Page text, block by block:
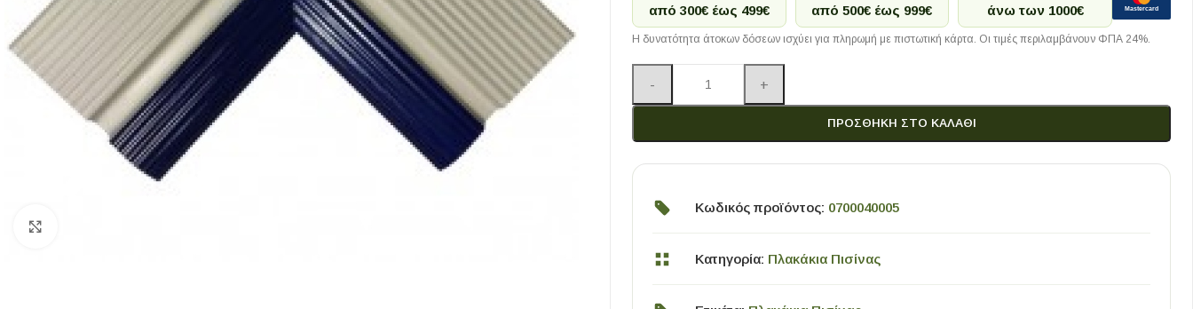
από 300€ έως 499€ από 500€ έως 999€ άνω των 1000€ Mastercard
Η δυνατότητα άτοκων δόσεων ισχύει για πληρωμή με πιστωτική κάρτα. Οι τιμές περιλαμβάνουν ΦΠΑ 24%.
ΠΡΟΣΘΉΚΗ ΣΤΟ ΚΑΛΆΘΙ
Κωδικός προϊόντος: 0700040005
Κατηγορία: Πλακάκια Πισίνας